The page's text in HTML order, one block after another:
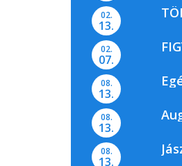
02.
13.
02.
07.
08.
13.
08.
13.
08.
13.